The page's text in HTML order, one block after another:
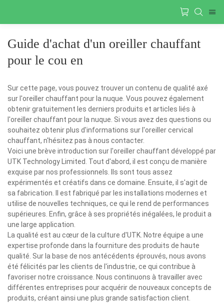
Guide d'achat d'un oreiller chauffant
pour le cou en
Sur cette page, vous pouvez trouver un contenu de qualité axé
sur l'oreiller chauffant pour la nuque. Vous pouvez également
obtenir gratuitement les derniers produits et articles liés à
l'oreiller chauffant pour la nuque. Si vous avez des questions ou
souhaitez obtenir plus d'informations sur l'oreiller cervical
chauffant, n'hésitez pas à nous contacter.
Voici une brève introduction sur l'oreiller chauffant développé par
UTK Technology Limited. Tout d'abord, il est conçu de manière
exquise par nos professionnels. Ils sont tous assez
expérimentés et créatifs dans ce domaine. Ensuite, il s'agit de
sa fabrication. Il est fabriqué par les installations modernes et
utilise de nouvelles techniques, ce qui le rend de performances
supérieures. Enfin, grâce à ses propriétés inégalées, le produit a
une large application.
La qualité est au cœur de la culture d'UTK. Notre équipe a une
expertise profonde dans la fourniture des produits de haute
qualité. Sur la base de nos antécédents éprouvés, nous avons
été félicités par les clients de l'industrie, ce qui contribue à
favoriser notre croissance. Nous continuons à travailler avec
différentes entreprises pour acquérir de nouveaux concepts de
produits, créant ainsi une plus grande satisfaction client.